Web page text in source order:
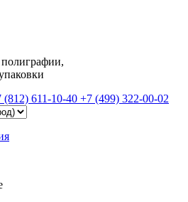
(812) 611-10-40 +7 (499) 322-00-02